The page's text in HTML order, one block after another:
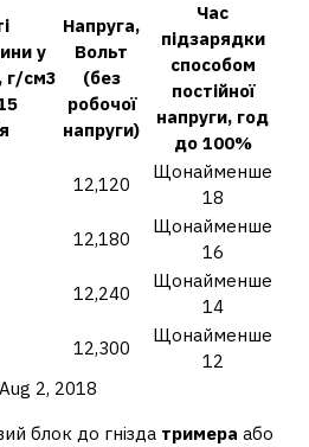
у
, г/см3
Напруга,
Вольт
(без
робочої
напруги)
Час
підзарядки
способом
постійної
напруги, год
до 100%
12,120
Щонайменше
18
12,180
Щонайменше
16
12,240
Щонайменше
14
12,300
Щонайменше
12
2, 2018
блок до гнізда тримера або